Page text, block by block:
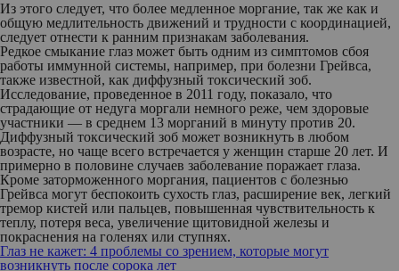
Из этого следует, что более медленное моргание, так же как и
общую медлительность движений и трудности с координацией,
следует отнести к ранним признакам заболевания.
Редкое смыкание глаз может быть одним из симптомов сбоя
работы иммунной системы, например, при болезни Грейвса,
также известной, как диффузный токсический зоб.
Исследование, проведенное в 2011 году, показало, что
страдающие от недуга моргали немного реже, чем здоровые
участники — в среднем 13 морганий в минуту против 20.
Диффузный токсический зоб может возникнуть в любом
возрасте, но чаще всего встречается у женщин старше 20 лет. И
примерно в половине случаев заболевание поражает глаза.
Кроме заторможенного моргания, пациентов с болезнью
Грейвса могут беспокоить сухость глаз, расширение век, легкий
тремор кистей или пальцев, повышенная чувствительность к
теплу, потеря веса, увеличение щитовидной железы и
покраснения на голенях или ступнях.
Глаз не кажет: 4 проблемы со зрением, которые могут
возникнуть после сорока лет